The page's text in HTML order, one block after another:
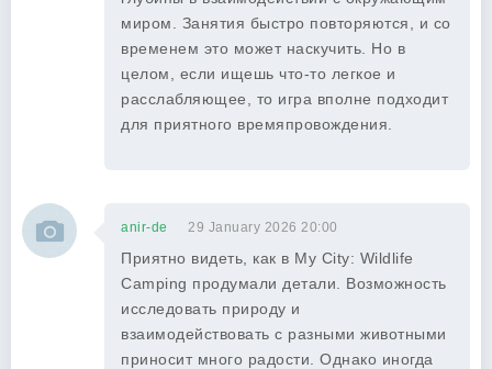
миром. Занятия быстро повторяются, и со
временем это может наскучить. Но в
целом, если ищешь что-то легкое и
расслабляющее, то игра вполне подходит
для приятного времяпровождения.
anir-de 29 January 2026 20:00
Приятно видеть, как в My City: Wildlife
Camping продумали детали. Возможность
исследовать природу и
взаимодействовать с разными животными
приносит много радости. Однако иногда